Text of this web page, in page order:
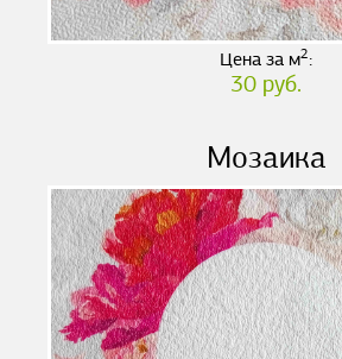
Цена за м2:
30 руб.
Мозаика